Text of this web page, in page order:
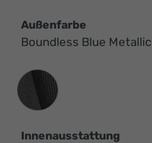
Außenfarbe
Boundless Blue Metallic
Innenausstattung
Innenausstattung